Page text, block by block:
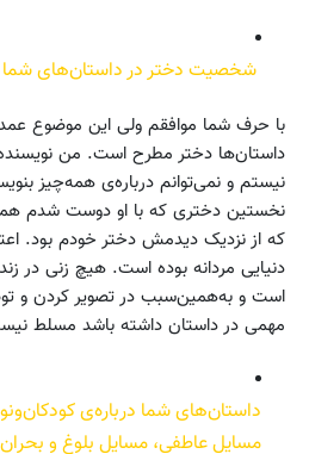
شخصیت دختر در داستان‌های
با حرف شما موافقم ولی این موضوع
داستان‌ها دختر مطرح است. من
نیستم و نمی‌توانم درباره‌ی همه‌چیز
نخستین دختری که با او دوست شدم
که از نزدیک دیدمش دختر خودم بود.
دنیایی مردانه بوده است. هیچ زنی
است و به‌همین‌سبب در تصویر کردن
مهمی در داستان داشته باشد مسلط
داستان‌های شما درباره‌ی
مسایل عاطفی، مسایل بلوغ و